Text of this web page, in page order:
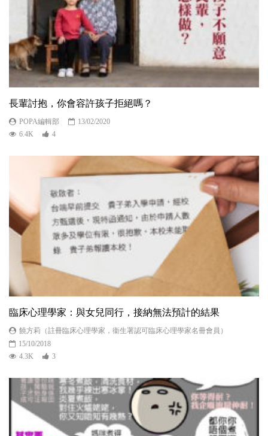
長輩討抱，你會容許孩子拒絕嗎？
POPA編輯部
13/02/2020
6.4K
4
臨床心理學家：與女兒同行，接納無法預計的結果
饒方莉（註冊臨床心理學家，衞生署認可臨床心理學家名冊會員）
15/10/2018
4.3K
3